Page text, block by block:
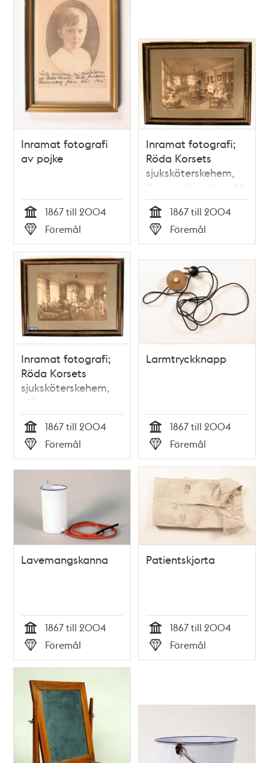
Inramat fotografi
av pojke
Tid
1867 till 2004
Typ
Föremål
Inramat fotografi;
Röda Korsets
sjuksköterskehem,
Kammakargatan 66
Tid
1867 till 2004
Typ
Föremål
Inramat fotografi;
Röda Korsets
sjuksköterskehem,
Mäster
Samuelsgatan 60
Tid
1867 till 2004
Typ
Föremål
Larmtryckknapp
Tid
1867 till 2004
Typ
Föremål
Lavemangskanna
Tid
1867 till 2004
Typ
Föremål
Patientskjorta
Tid
1867 till 2004
Typ
Föremål